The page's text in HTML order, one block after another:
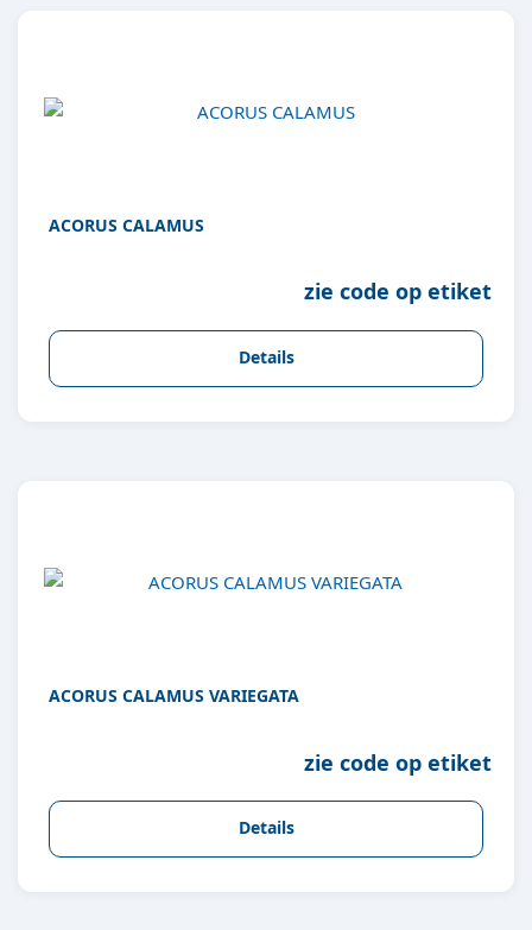
ACORUS CALAMUS
zie code op etiket
Details
ACORUS CALAMUS VARIEGATA
zie code op etiket
Details